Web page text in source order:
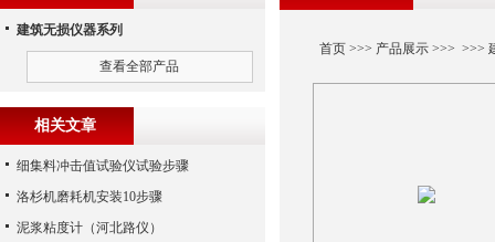
首页>>> 产品展示>>> >>>
建筑无损仪器系列
查看全部产品
相关文章
细集料冲击值试验仪试验步骤
洛杉机磨耗机安装10步骤
泥浆粘度计（河北路仪）